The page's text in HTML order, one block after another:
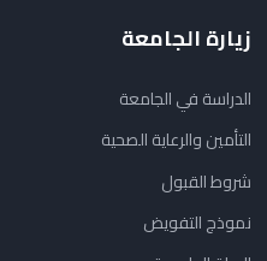
زيارة الجامعة
الدراسة في الجامعة
التأمين والرعاية الصحية
شروط القبول
نموذج التفويض